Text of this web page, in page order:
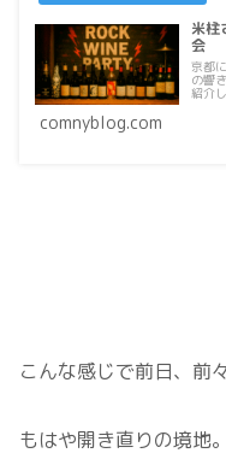
米柱
会
京都
の響
紹介
comnyblog.com
こんな感じで前日、前
もはや開き直りの境地。